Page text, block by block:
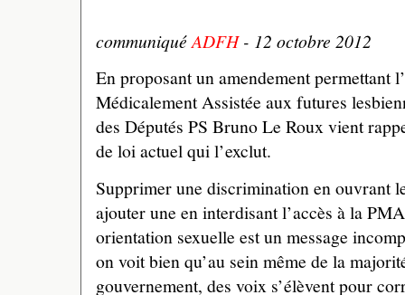
communiquéADFH- 12 octobre 2012
En proposant un amendement permettant
Médicalement Assistée aux futures
des Députés PS Bruno Le Roux vient
de loi actuel qui l’exclut.
Supprimer une discrimination en ouvrant
ajouter une en interdisant l’accès à la
orientation sexuelle est un message
on voit bien qu’au sein même de la
gouvernement, des voix s’élèvent pour